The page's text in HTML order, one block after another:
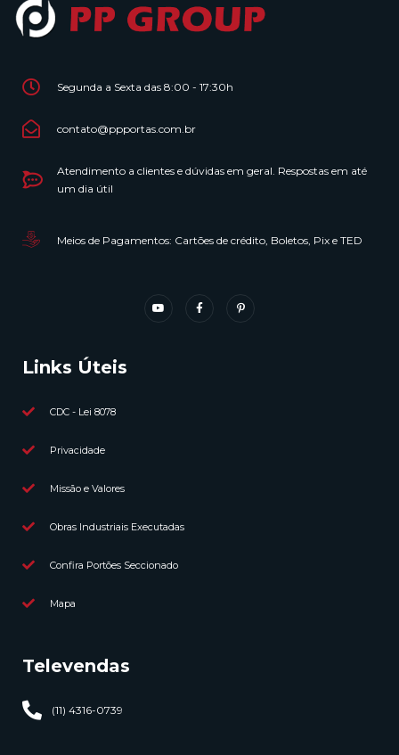
Segunda a Sexta das 8:00 - 17:30h
contato@ppportas.com.br
Atendimento a clientes e dúvidas em geral. Respostas em até
um dia útil
Meios de Pagamentos: Cartões de crédito, Boletos, Pix e TED
Links Úteis
CDC - Lei 8078
Privacidade
Missão e Valores
Obras Industriais Executadas
Confira Portões Seccionado
Mapa
Televendas
(11) 4316-0739